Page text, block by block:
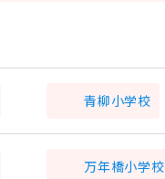
青柳小学校
万年橋小学校